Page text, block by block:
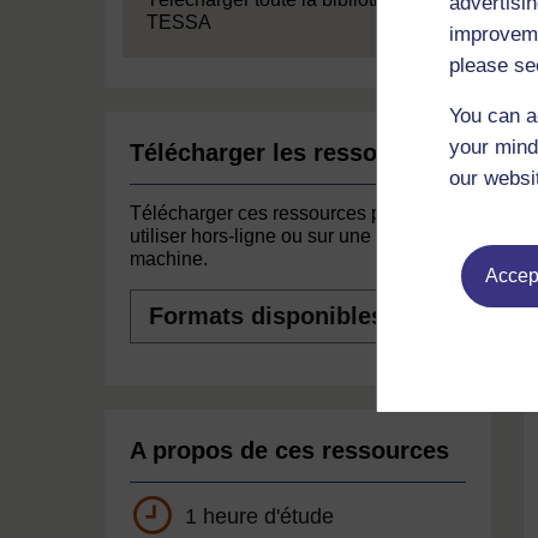
please
You can
your
our
TESSA
Télécharger les ressources
Télécharger ces ressources pour les
utiliser hors-ligne ou sur une autre
machine.
disponibles
A propos de ces ressources
1 heure d'étude